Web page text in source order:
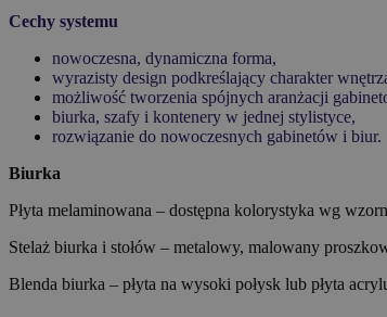
Cechy systemu
nowoczesna, dynamiczna forma,
wyrazisty design podkreślający charakter
możliwość tworzenia spójnych aranżacji
biurka, szafy i kontenery w jednej stylistyce,
rozwiązanie do nowoczesnych gabinetów i biur.
Biurka
Płyta melaminowana – dostępna kolorystyka wg
Stelaż biurka i stołów – metalowy, malowany
Blenda biurka – płyta na wysoki połysk lub płyta